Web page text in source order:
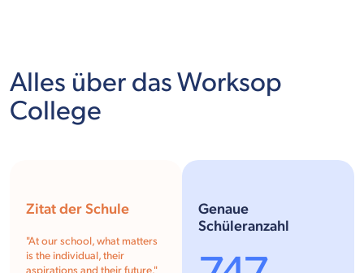
Alles über das Worksop
College
Zitat der Schule
"At our school, what matters
is the individual, their
Genaue
Schüleranzahl